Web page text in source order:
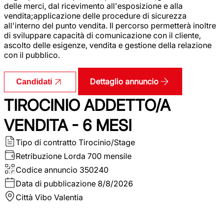
delle merci, dal ricevimento all'esposizione e alla
vendita;applicazione delle procedure di sicurezza
all'interno del punto vendita. Il percorso permetterà inoltre
di sviluppare capacità di comunicazione con il cliente,
ascolto delle esigenze, vendita e gestione della relazione
con il pubblico.
Candidati Dettaglio annuncio
TIROCINIO ADDETTO/A
VENDITA - 6 MESI
Tipo di contratto Tirocinio/Stage
Retribuzione Lorda 700 mensile
Codice annuncio 350240
Data di pubblicazione 8/8/2026
Città Vibo Valentia